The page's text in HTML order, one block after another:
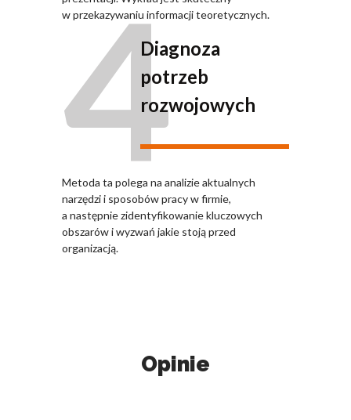
w przekazywaniu informacji teoretycznych.
4Diagnoza
potrzeb
rozwojowych
Metoda ta polega na analizie aktualnych
narzędzi i sposobów pracy w firmie,
a następnie zidentyfikowanie kluczowych
obszarów i wyzwań jakie stoją przed
organizacją.
Opinie